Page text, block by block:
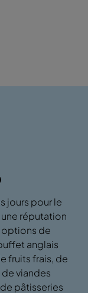
jours pour le
réputation
options de
anglais
fruits frais, de
viandes
pâtisseries